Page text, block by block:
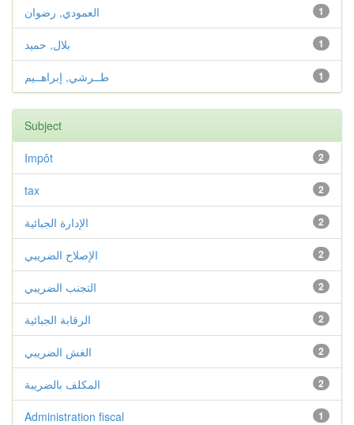
1 العمودي, رضوان
1 بلال, حميد
1 طــرشي, إبراهــيم
Subject
2
Impôt
2
tax
2 الإدارة الجبائية
2 الإصلاح الضريبي
2 التجنب الضريبي
2 الرقابة الجبائية
2 الغش الضريبي
2 المكلف بالضريبة
1
Administration fiscal